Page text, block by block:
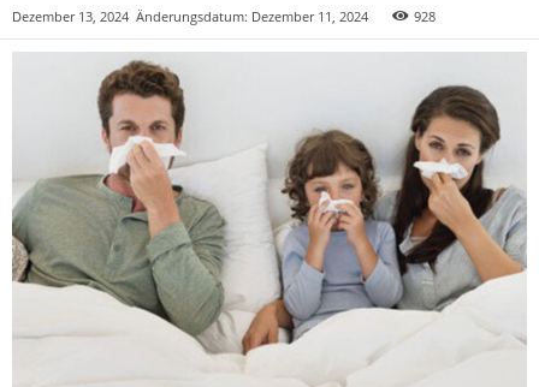
Dezember 13, 2024 Änderungsdatum: Dezember 11, 2024 928